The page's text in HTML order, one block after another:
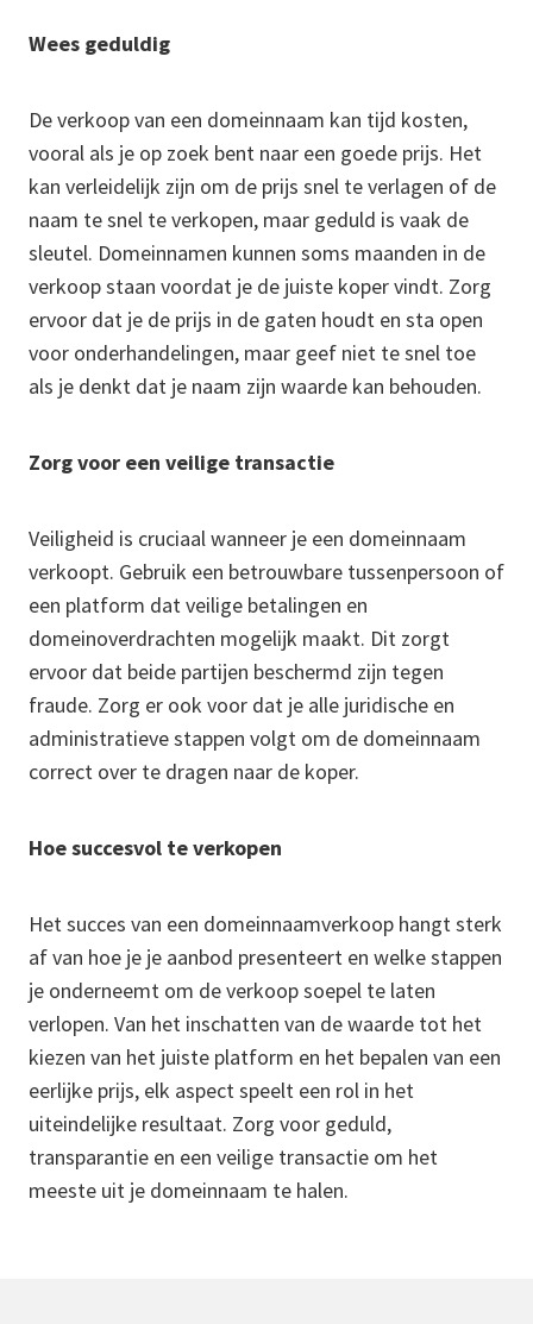
Wees geduldig
De verkoop van een domeinnaam kan tijd kosten,
vooral als je op zoek bent naar een goede prijs. Het
kan verleidelijk zijn om de prijs snel te verlagen of de
naam te snel te verkopen, maar geduld is vaak de
sleutel. Domeinnamen kunnen soms maanden in de
verkoop staan voordat je de juiste koper vindt. Zorg
ervoor dat je de prijs in de gaten houdt en sta open
voor onderhandelingen, maar geef niet te snel toe
als je denkt dat je naam zijn waarde kan behouden.
Zorg voor een veilige transactie
Veiligheid is cruciaal wanneer je een domeinnaam
verkoopt. Gebruik een betrouwbare tussenpersoon of
een platform dat veilige betalingen en
domeinoverdrachten mogelijk maakt. Dit zorgt
ervoor dat beide partijen beschermd zijn tegen
fraude. Zorg er ook voor dat je alle juridische en
administratieve stappen volgt om de domeinnaam
correct over te dragen naar de koper.
Hoe succesvol te verkopen
Het succes van een domeinnaamverkoop hangt sterk
af van hoe je je aanbod presenteert en welke stappen
je onderneemt om de verkoop soepel te laten
verlopen. Van het inschatten van de waarde tot het
kiezen van het juiste platform en het bepalen van een
eerlijke prijs, elk aspect speelt een rol in het
uiteindelijke resultaat. Zorg voor geduld,
transparantie en een veilige transactie om het
meeste uit je domeinnaam te halen.